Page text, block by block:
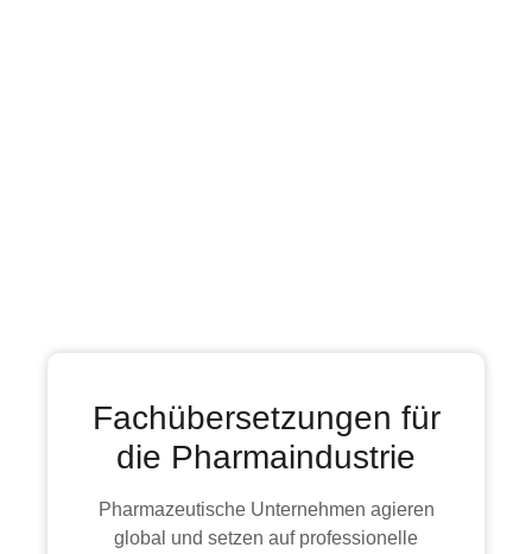
Fachübersetzungen für
die Pharmaindustrie
Pharmazeutische Unternehmen agieren
global und setzen auf professionelle